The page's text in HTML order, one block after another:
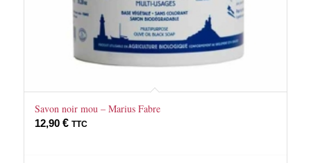
Savon noir mou – Marius Fabre
12,90 € TTC